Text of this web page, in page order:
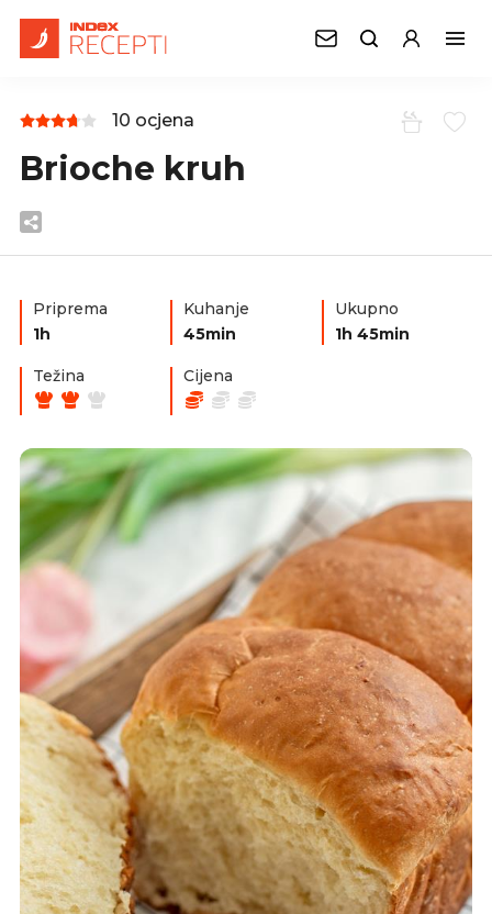
10 ocjena
Brioche kruh
Priprema
1h
Kuhanje
45min
Ukupno
1h 45min
Težina Cijena